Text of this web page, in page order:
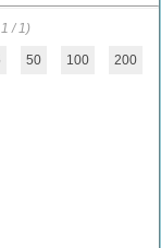
/ 1)
50 100 200